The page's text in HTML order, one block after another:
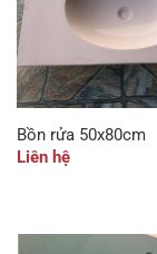
Bồn rửa 50x80cm
Liên hệ